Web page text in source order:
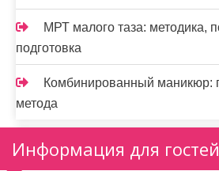
МРТ малого таза: методика,
подготовка
Комбинированный маникюр:
метода
Информация для гостей